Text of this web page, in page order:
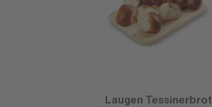
Laugen Tessinerbrot